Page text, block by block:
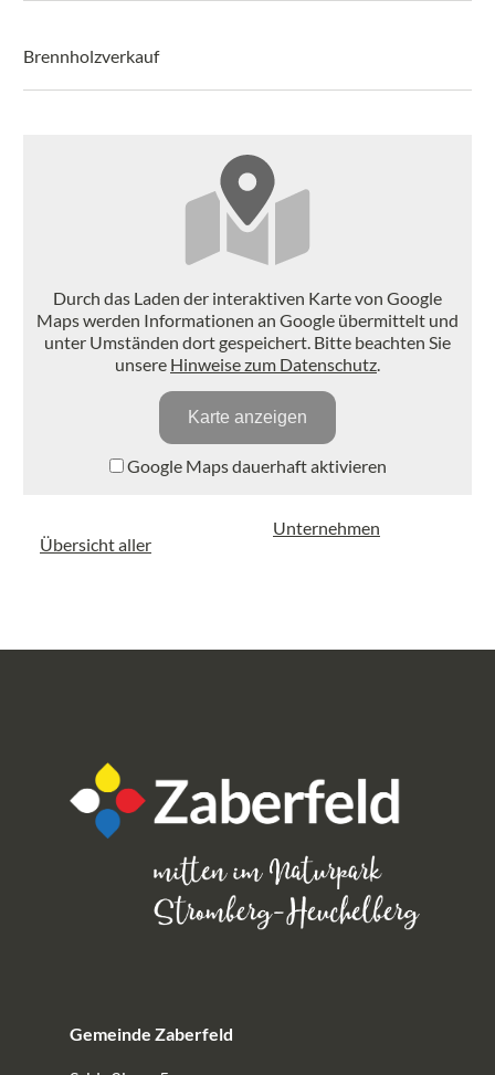
Brennholzverkauf
Durch das Laden der interaktiven Karte von Google
Maps werden Informationen an Google übermittelt und
unter Umständen dort gespeichert. Bitte beachten Sie
unsere Hinweise zum Datenschutz
Karte anzeigen
Google Maps dauerhaft aktivieren
Übersicht aller
Unternehmen
Gemeinde Zaberfeld